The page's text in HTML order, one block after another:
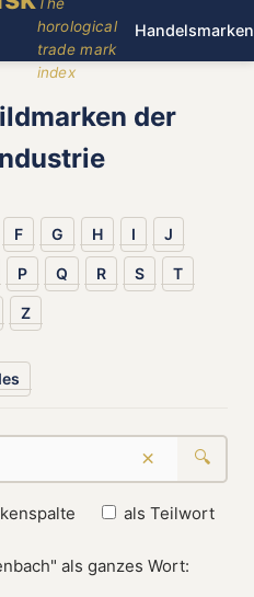
horological
trade mark
index
Handelsmarken
der
F G H I J
P Q R S T
Z
× 🔍
als Teilwort
als ganzes Wort: